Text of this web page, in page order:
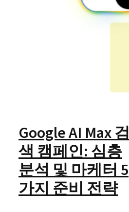
Google AI Max 검
색 캠페인: 심층
분석 및 마케터 5
가지 준비 전략